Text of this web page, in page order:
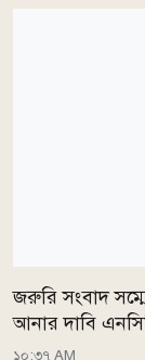
জরুরি সংবাদ
আনার দাবি
১০:৩৭ AM